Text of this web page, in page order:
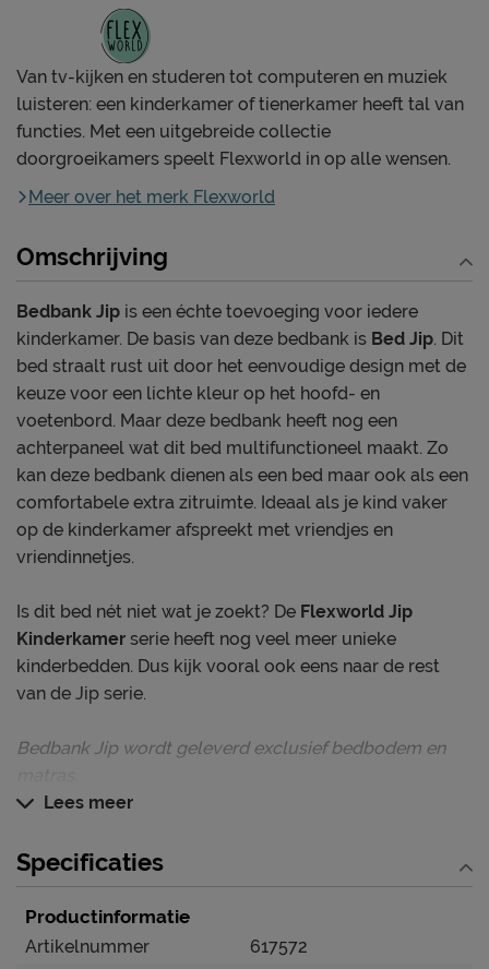
Van tv-kijken en studeren tot computeren en muziek
luisteren: een kinderkamer of tienerkamer heeft tal van
functies. Met een uitgebreide collectie
doorgroeikamers speelt Flexworld in op alle wensen.
Meer over het merk Flexworld
Omschrijving
Bedbank Jip is een échte toevoeging voor iedere
kinderkamer. De basis van deze bedbank is Bed Jip. Dit
bed straalt rust uit door het eenvoudige design met de
keuze voor een lichte kleur op het hoofd- en
voetenbord. Maar deze bedbank heeft nog een
achterpaneel wat dit bed multifunctioneel maakt. Zo
kan deze bedbank dienen als een bed maar ook als een
comfortabele extra zitruimte. Ideaal als je kind vaker
op de kinderkamer afspreekt met vriendjes en
vriendinnetjes.
Is dit bed nét niet wat je zoekt? De Flexworld Jip
Kinderkamer serie heeft nog veel meer unieke
kinderbedden. Dus kijk vooral ook eens naar de rest
van de Jip serie.
Bedbank Jip wordt geleverd exclusief bedbodem en
Erg stevig bed gemaakt van grenenhout
Multifunctionele bedbank
Jip(pie), een fijn bed voor ieder kind
Lees meer
Specificaties
Productinformatie
Artikelnummer
617572